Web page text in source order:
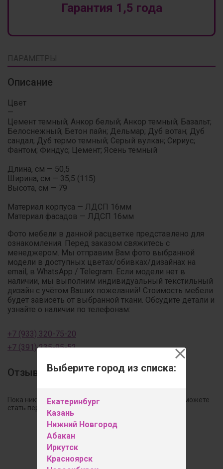
Выберите город из списка:
Екатеринбург
Казань
Нижний Новгород
Абакан
Иркутск
Красноярск
Гарантия 1,5 года
ПАРАМЕТРЫ:
Описание
Цвет
—
Цемент темный; Анкор белый; Анкор темный; Базальт;
Белоснежный; Бетон пайн; Дельмар; Дуб вотан; Дуб
сандал; Дуб термо темный; Серый вулкан; Сириус;
Фантом; Финдус; Цемент; Ясень темный
Длина, см — 50,5
Ширина, см — 35,5 (115)
Высота, см — 79
Материал корпуса — ЛДСП 16мм
Материал фасадов — ЛДСП 16мм
Фото мебели в данной расцветке представлено для
ознакомления. Перед заказом свяжитесь с
менеджером. Мы отправим Вам фото выбранной
модели в доступных цветах/обивках/дизайнах на
email, в WhatsApp / Telegram. Если модели нет в
наличии, мы выполним индивидуальный текстильный
дизайн с учётом Ваших пожеланий! Стоимость мебели
будет зависеть от выбранной ткани. Обсудите детали и
узнайте о наличии по телефонам:
+7 (933) 320-75-20
+7 (391) 235-95-52
Отзывы
Пока никто не оставил свой отзыв к этому товару. Вы можете
стать первым!